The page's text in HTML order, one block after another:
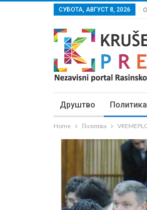
СУБОТА, АВГУСТ 8, 2026
Друштво Политика
Home Политика